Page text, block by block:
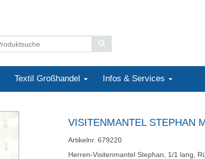
Textil Großhandel Infos & Services
VISITENMANTEL STEPHAN
Artikelnr. 679220
Herren-Visitenmantel Stephan, 1/1 lang,